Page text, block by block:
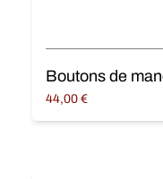
44,00 €
Ajouter au panier